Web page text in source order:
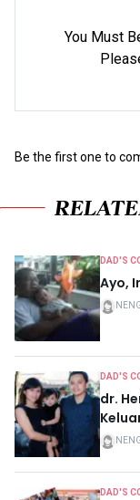
You Must
Be the first one to
DAD'S
Ayo,
DAD'S
dr.
DAD'S